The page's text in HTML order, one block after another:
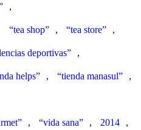
,
“tea shop” , “tea store” ,
deportivas” ,
helps” , “tienda manasul” ,
, “vida sana” , 2014 ,